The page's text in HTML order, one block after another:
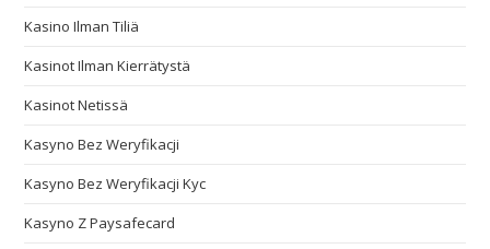
Kasino Ilman Tiliä
Kasinot Ilman Kierrätystä
Kasinot Netissä
Kasyno Bez Weryfikacji
Kasyno Bez Weryfikacji Kyc
Kasyno Z Paysafecard